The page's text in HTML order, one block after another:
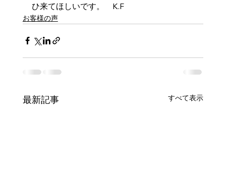
ひ来てほしいです。　K.F
お客様の声
最新記事 すべて表示